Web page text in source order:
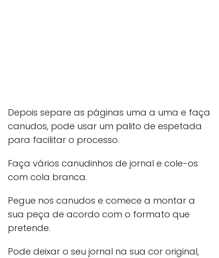
Depois separe as páginas uma a uma e faça
canudos, pode usar um palito de espetada
para facilitar o processo.
Faça vários canudinhos de jornal e cole-os
com cola branca.
Pegue nos canudos e comece a montar a
sua peça de acordo com o formato que
pretende.
Pode deixar o seu jornal na sua cor original,